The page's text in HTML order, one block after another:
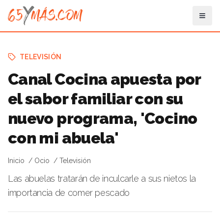
TELEVISIÓN
Canal Cocina apuesta por
el sabor familiar con su
nuevo programa, 'Cocino
con mi abuela'
Inicio Ocio Televisión
Las abuelas tratarán de inculcarle a sus nietos la
importancia de comer pescado